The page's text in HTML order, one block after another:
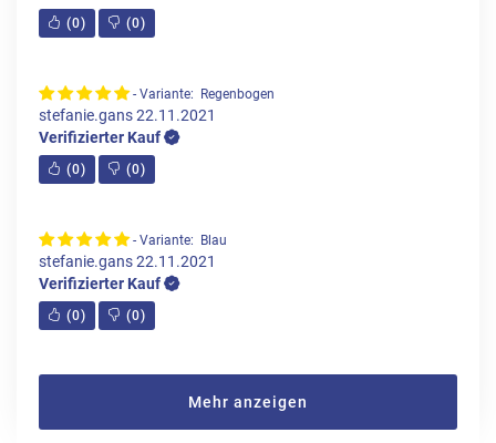
(0) (0)
- Variante: Regenbogen
stefanie.gans22.11.2021
Verifizierter Kauf
(0) (0)
- Variante: Blau
stefanie.gans22.11.2021
Verifizierter Kauf
(0) (0)
Mehr anzeigen